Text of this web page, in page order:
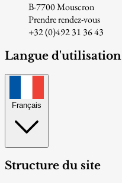
B-7700 Mouscron
Prendre rendez-vous
+32 (0)492 31 36 43
Langue d'utilisation
Français
Structure du site